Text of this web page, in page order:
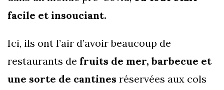
facile et insouciant.
Ici, ils ont l’air d’avoir beaucoup de
restaurants de fruits de mer, barbecue et
une sorte de cantines réservées aux cols